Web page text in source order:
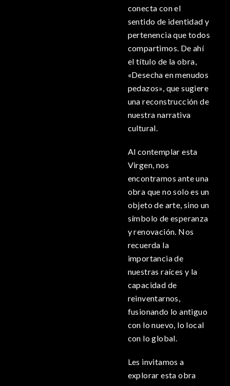
conecta con el
sentido de identidad y
pertenencia que todos
compartimos. De ahí
el título de la obra,
«Desecha en menudos
pedazos», que sugiere
una reconstrucción de
nuestra narrativa
cultural.
Al contemplar esta
Virgen, nos
encontramos ante una
obra que no solo es un
objeto de arte, sino un
símbolo de esperanza
y renovación. Nos
recuerda la
importancia de
nuestras raíces y la
capacidad de
reinventarnos,
fusionando lo antiguo
con lo nuevo, lo local
con lo global.
Les invitamos a
explorar esta obra